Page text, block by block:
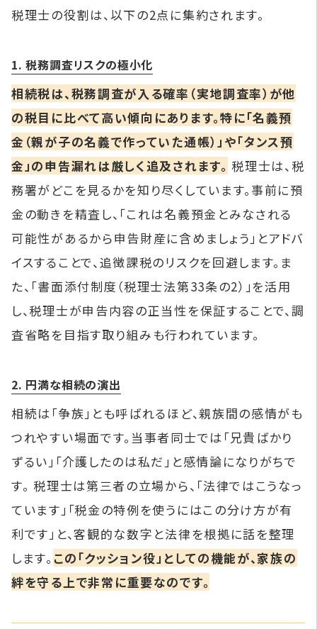
税理士の役割は、以下の2点に集約されます。
1. 税務調査リスクの極小化
相続税は、税務調査が入る確率（実地調査率）が他
の税目に比べて高い傾向にあります。特に「名義預
金（親が子の名義で作っていた通帳）」や「タンス預
金」の申告漏れは厳しく追及されます。 税理士は、税
務署がどこを見るかを知り尽くしています。事前に預
金の動きを精査し、「これは名義預金とみなされる
可能性があるから申告財産に含めましょう」とアドバ
イスすることで、追徴課税のリスクを回避します。ま
た、「書面添付制度（税理士法第33条の2）」を活用
し、税理士が申告内容の正当性を保証することで、調
査省略を目指す取り組みも行われています。
2. 円満な相続の演出
相続は「争族」とも呼ばれるほど、親族間の感情がも
つれやすい場面です。当事者同士では「兄貴ばかり
ずるい」「介護したのは私だ」と感情論になりがちで
す。 税理士は第三者の立場から、「法律ではこうなっ
ています」「税金の特例を使うにはこの分け方が有
利です」と、客観的な数字と法律を根拠に話を整理
します。 この「クッション役」としての機能が、家族の
絆を守る上で非常に重要なのです。